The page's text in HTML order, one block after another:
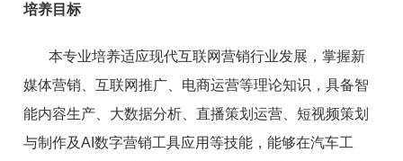
培养目标
本专业培养适应现代互联网营销行业发展，掌握新
媒体营销、互联网推广、电商运营等理论知识，具备智
能内容生产、大数据分析、直播策划运营、短视频策划
与制作及AI数字营销工具应用等技能，能够在汽车工